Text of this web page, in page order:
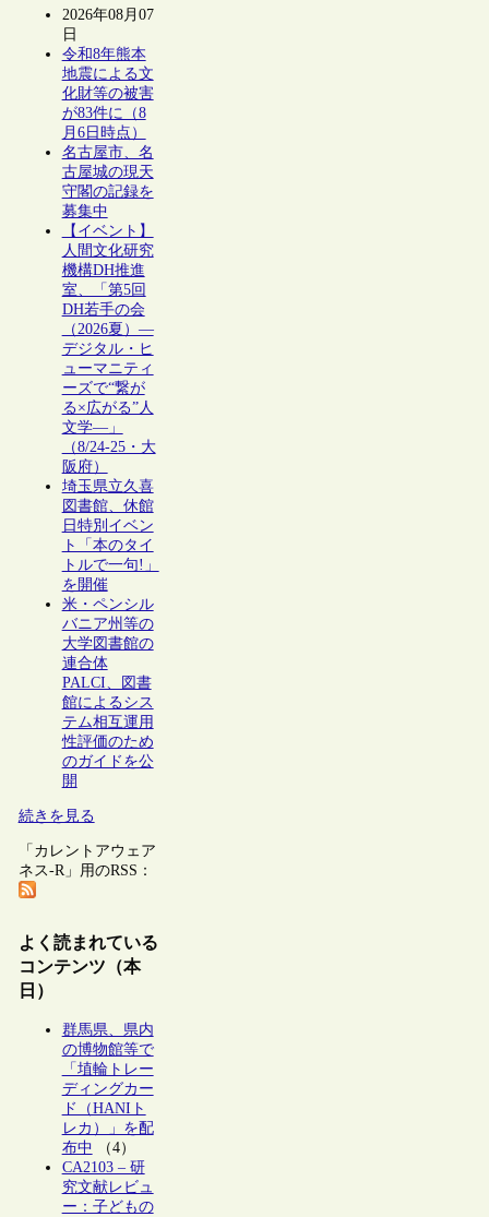
2026年08月07
日
令和8年熊本
地震による文
化財等の被害
が83件に（8
月6日時点）
名古屋市、名
古屋城の現天
守閣の記録を
募集中
【イベント】
人間文化研究
機構DH推進
室、「第5回
DH若手の会
（2026夏）―
デジタル・ヒ
ューマニティ
ーズで“繋が
る×広がる”人
文学―」
（8/24-25・大
阪府）
埼玉県立久喜
図書館、休館
日特別イベン
ト「本のタイ
トルで一句!」
を開催
米・ペンシル
バニア州等の
大学図書館の
連合体
PALCI、図書
館によるシス
テム相互運用
性評価のため
のガイドを公
開
続きを見る
「カレントアウェア
ネス-R」用のRSS：
よく読まれている
コンテンツ（本
日）
群馬県、県内
の博物館等で
「埴輪トレー
ディングカー
ド（HANIト
レカ）」を配
布中 （4）
CA2103 – 研
究文献レビュ
ー：子どもの